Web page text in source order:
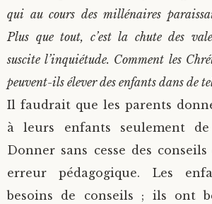
qui au cours des millénaires
Plus que tout, c’est la chute des
suscite l’inquiétude. Comment les
peuvent-ils élever des enfants dans de
Il faudrait que les parents
à leurs enfants seulement
Donner sans cesse des
erreur pédagogique. Les
besoins de conseils ; ils ont